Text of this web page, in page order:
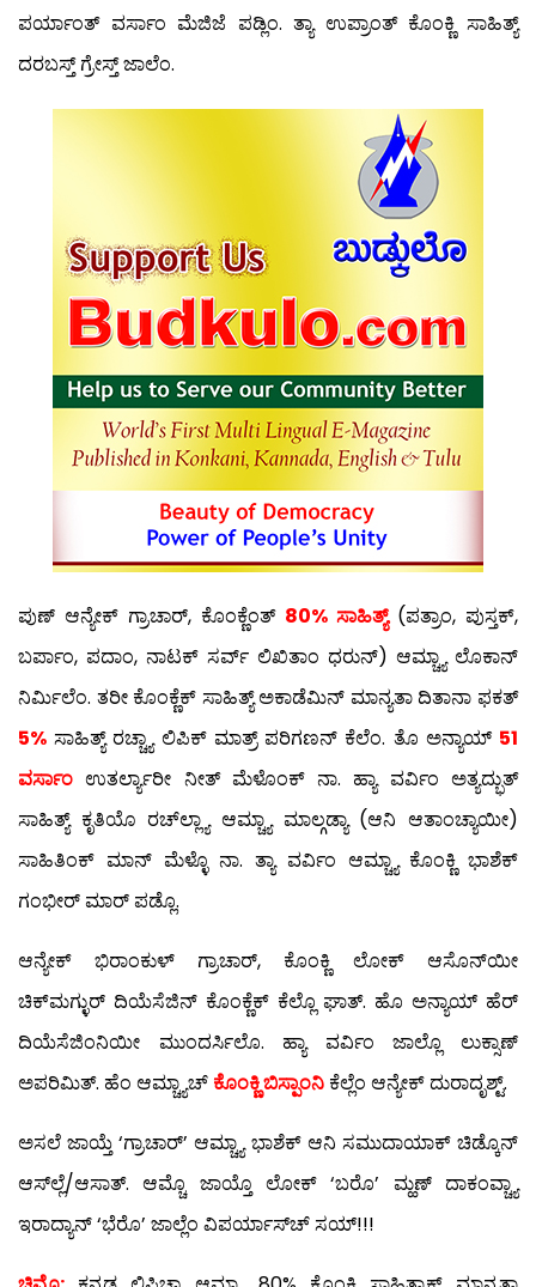
ಪರ್ಯಾಂತ್ ವರ್ಸಾಂ ಮೆಜಿಜೆ ಪಡ್ಲಿಂ. ತ್ಯಾ ಉಪ್ರಾಂತ್ ಕೊಂಕ್ಣಿ ಸಾಹಿತ್ಯ್
ದರಬಸ್ತ್ ಗ್ರೇಸ್ತ್ ಜಾಲೆಂ.
ಪುಣ್ ಆನ್ಯೇಕ್ ಗ್ರಾಚಾರ್, ಕೊಂಕ್ಣೆಂತ್ 80% ಸಾಹಿತ್ಯ್(ಪತ್ರಾಂ, ಪುಸ್ತಕ್,
ಬರ್ಪಾಂ, ಪದಾಂ, ನಾಟಕ್ ಸರ್ವ್ ಲಿಖಿತಾಂ ಧರುನ್) ಆಮ್ಚ್ಯಾ ಲೊಕಾನ್
ನಿರ್ಮಿಲೆಂ. ತರೀ ಕೊಂಕ್ಣೆಕ್ ಸಾಹಿತ್ಯ್ ಅಕಾಡೆಮಿನ್ ಮಾನ್ಯತಾ ದಿತಾನಾ ಫಕತ್
5% ಸಾಹಿತ್ಯ್ ರಚ್ಚ್ಯಾ ಲಿಪಿಕ್ ಮಾತ್ರ್ ಪರಿಗಣನ್ ಕೆಲೆಂ. ತೊ ಅನ್ಯಾಯ್ 51
ವರ್ಸಾಂ ಉತರ್ಲ್ಯಾರೀ ನೀತ್ ಮೆಳೊಂಕ್ ನಾ. ಹ್ಯಾ ವರ್ವಿಂ ಅತ್ಯದ್ಭುತ್
ಸಾಹಿತ್ಯ್ ಕೃತಿಯೊ ರಚ್‍ಲ್ಲ್ಯಾ ಆಮ್ಚ್ಯಾ ಮಾಲ್ಗಡ್ಯಾ (ಆನಿ ಆತಾಂಚ್ಯಾಯೀ)
ಸಾಹಿತಿಂಕ್ ಮಾನ್ ಮೆಳ್ಳೊ ನಾ. ತ್ಯಾ ವರ್ವಿಂ ಆಮ್ಚ್ಯಾ ಕೊಂಕ್ಣಿ ಭಾಶೆಕ್
ಗಂಭೀರ್ ಮಾರ್ ಪಡ್ಲೊ.
ಆನ್ಯೇಕ್ ಭಿರಾಂಕುಳ್ ಗ್ರಾಚಾರ್, ಕೊಂಕ್ಣಿ ಲೋಕ್ ಆಸೊನ್‍ಯೀ
ಚಿಕ್‍ಮಗ್ಳುರ್ ದಿಯೆಸೆಜಿನ್ ಕೊಂಕ್ಣೆಕ್ ಕೆಲ್ಲೊ ಘಾತ್. ಹೊ ಅನ್ಯಾಯ್ ಹೆರ್
ದಿಯೆಸೆಜಿಂನಿಯೀ ಮುಂದರ್ಸಿಲೊ. ಹ್ಯಾ ವರ್ವಿಂ ಜಾಲ್ಲೊ ಲುಕ್ಸಾಣ್
ಅಪರಿಮಿತ್. ಹೆಂ ಆಮ್ಚ್ಯಾಚ್ ಕೊಂಕ್ಣಿ ಬಿಸ್ಪಾಂನಿ ಕೆಲ್ಲೆಂ ಆನ್ಯೇಕ್ ದುರಾದೃಶ್ಟ್.
ಅಸಲೆ ಜಾಯ್ತೆ ‘ಗ್ರಾಚಾರ್’ ಆಮ್ಚ್ಯಾ ಭಾಶೆಕ್ ಆನಿ ಸಮುದಾಯಾಕ್ ಚಿಡ್ಕೊನ್
ಆಸ್‍ಲ್ಲೆ/ಆಸಾತ್. ಆಮ್ಚೊ ಜಾಯ್ತೊ ಲೋಕ್ ‘ಬರೊ’ ಮ್ಹಣ್ ದಾಕಂವ್ಚ್ಯಾ
ಇರಾದ್ಯಾನ್ ‘ಭೆರೊ’ ಜಾಲ್ಲೆಂ ವಿಪರ್ಯಾಸ್‍ಚ್ ಸಯ್!!!